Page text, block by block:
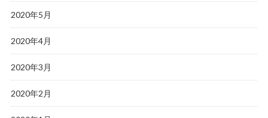
2020年5月
2020年4月
2020年3月
2020年2月